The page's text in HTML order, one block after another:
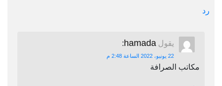
رد
يقول hamada
:
22 يونيو، 2022 الساعة 2:48 م
مكاتب الصرافة